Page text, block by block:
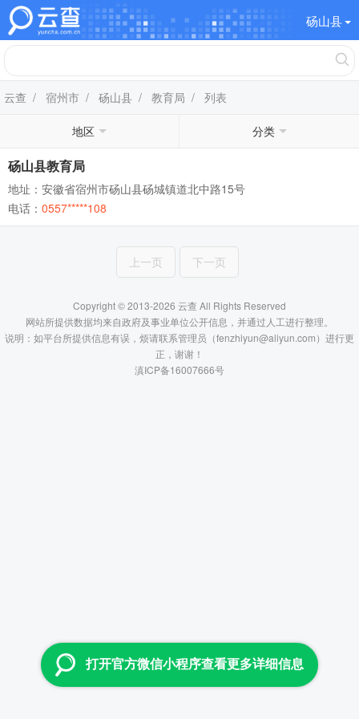
砀山县
云查 / 宿州市 / 砀山县 / 教育局 / 列表
地区 分类
砀山县教育局
地址：安徽省宿州市砀山县砀城镇道北中路15号
电话： 0557*****108
上一页 下一页
Copyright © 2013-2026 云查 All Rights Reserved
网站所提供数据均来自政府及事业单位公开信息，并通过人工进行整理。
说明：如平台所提供信息有误，烦请联系管理员（fenzhiyun@aliyun.com）进行更
正，谢谢！
滇ICP备16007666号
打开官方微信小程序查看更多详细信息